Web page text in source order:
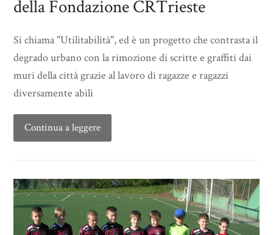
della Fondazione CRTrieste
Si chiama ''Utilitabilità'', ed è un progetto che contrasta il
degrado urbano con la rimozione di scritte e graffiti dai
muri della città grazie al lavoro di ragazze e ragazzi
diversamente abili
Continua a leggere